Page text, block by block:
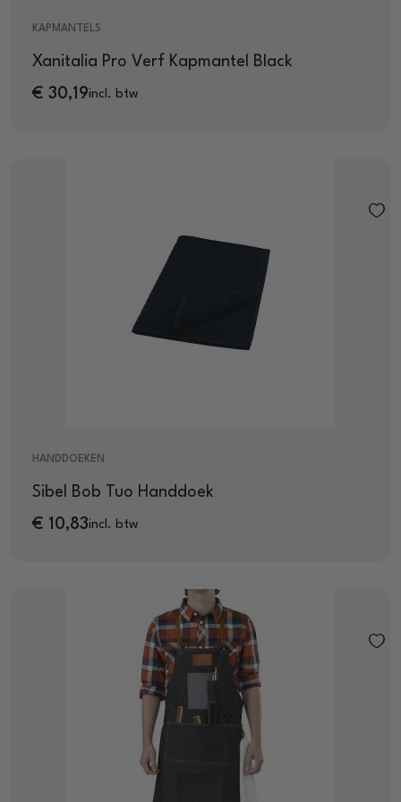
KAPMANTELS
Xanitalia Pro Verf Kapmantel Black
€ 30,19incl. btw
HANDDOEKEN
Sibel Bob Tuo Handdoek
€ 10,83incl. btw